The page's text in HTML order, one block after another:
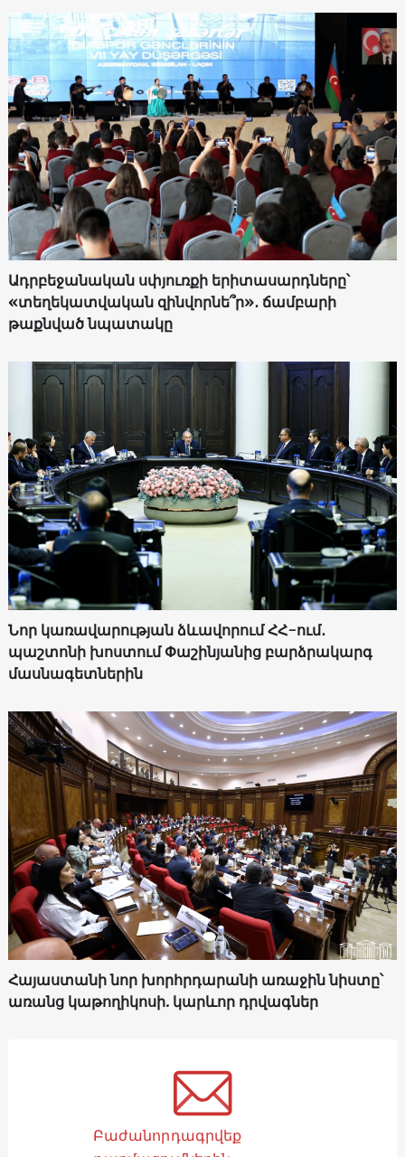
Ադրբեջանական սփյուռքի երիտասարդները՝
«տեղեկատվական զինվորնե՞ր»․ ճամբարի
թաքնված նպատակը
Նոր կառավարության ձևավորում ՀՀ-ում․
պաշտոնի խոստում Փաշինյանից բարձրակարգ
մասնագետներին
Հայաստանի նոր խորհրդարանի առաջին նիստը՝
առանց կաթողիկոսի. կարևոր դրվագներ
Բաժանորդագրվեք